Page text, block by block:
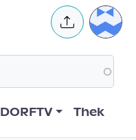
User
DORFTV Thek